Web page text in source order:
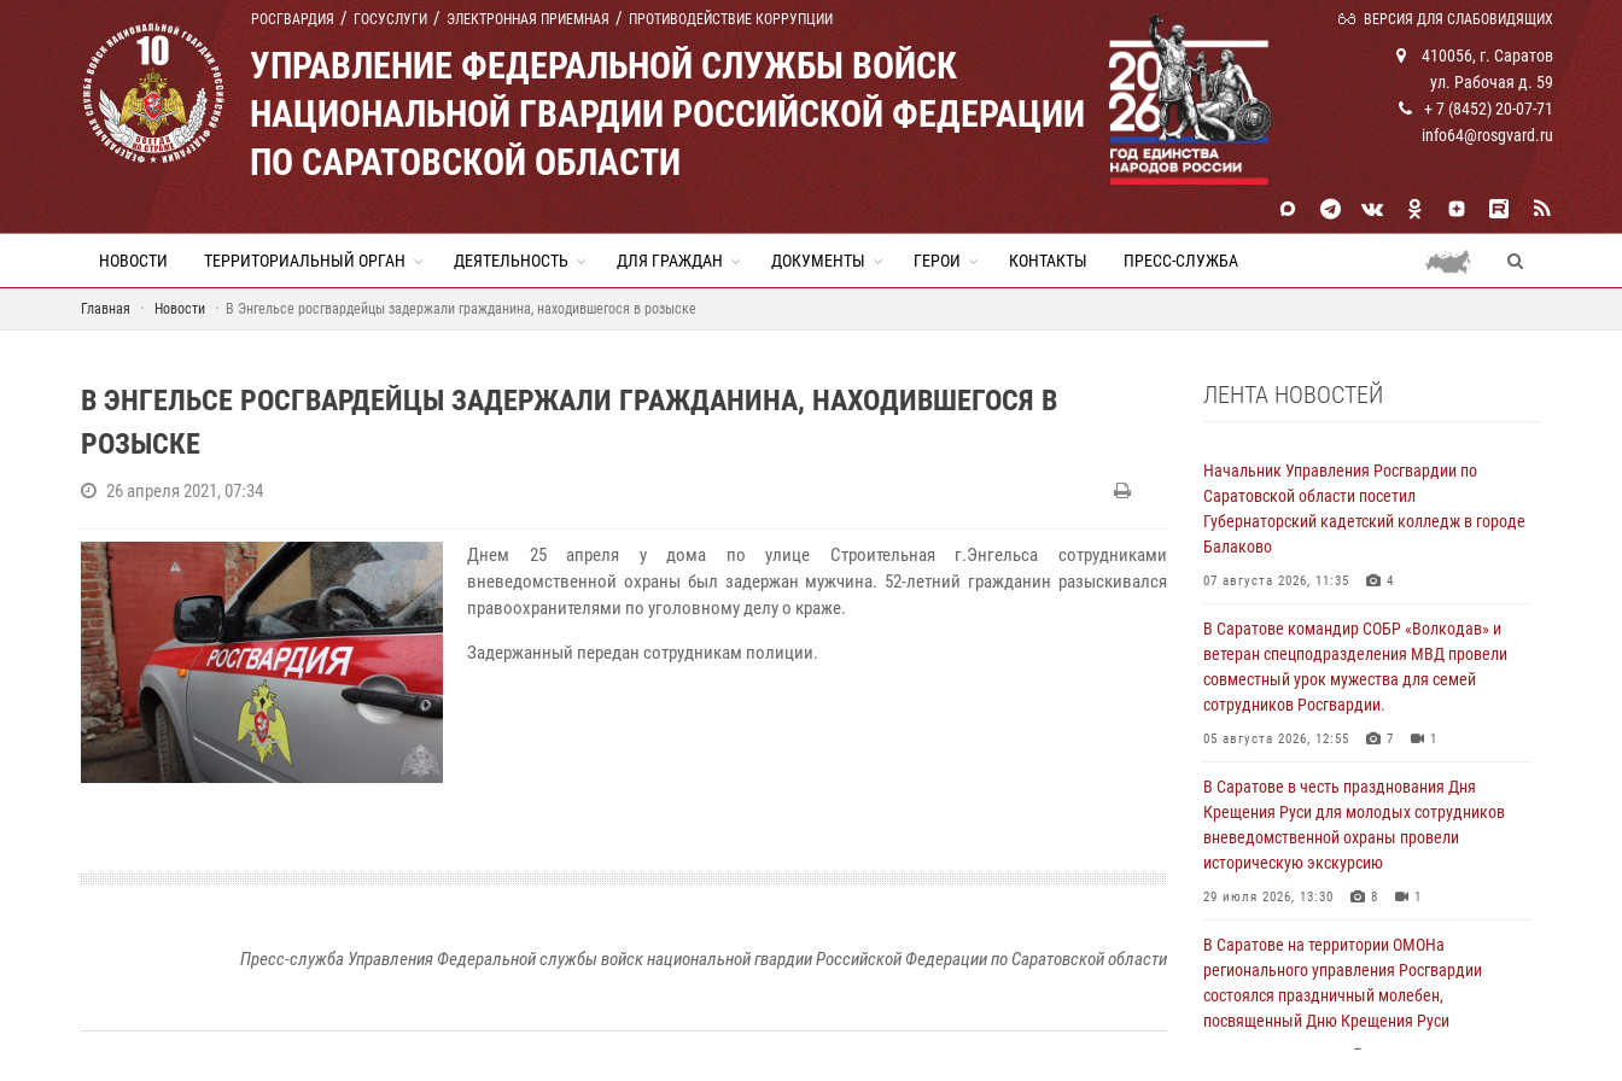
РОСГВАРДИЯ ГОСУСЛУГИ ЭЛЕКТРОННАЯ ПРИЕМНАЯ ПРОТИВОДЕЙСТВИЕ КОРРУПЦИИ ВЕРСИЯ ДЛЯ СЛАБОВИДЯЩИХ
УПРАВЛЕНИЕ ФЕДЕРАЛЬНОЙ СЛУЖБЫ ВОЙСК
НАЦИОНАЛЬНОЙ ГВАРДИИ РОССИЙСКОЙ ФЕДЕРАЦИИ
ПО САРАТОВСКОЙ ОБЛАСТИ
410056, г. Саратов
ул. Рабочая д. 59
+ 7 (8452) 20-07-71
info64@rosgvard.ru
НОВОСТИ ТЕРРИТОРИАЛЬНЫЙ ОРГАН ДЕЯТЕЛЬНОСТЬ ДЛЯ ГРАЖДАН ДОКУМЕНТЫ ГЕРОИ КОНТАКТЫ ПРЕСС-СЛУЖБА
Главная Новости В Энгельсе росгвардейцы задержали гражданина, находившегося в розыске
В ЭНГЕЛЬСЕ РОСГВАРДЕЙЦЫ ЗАДЕРЖАЛИ ГРАЖДАНИНА, НАХОДИВШЕГОСЯ В
РОЗЫСКЕ
26 апреля 2021, 07:34
Днем 25 апреля у дома по улице Строительная г.Энгельса сотрудниками
вневедомственной охраны был задержан мужчина. 52-летний гражданин разыскивался
правоохранителями по уголовному делу о краже.
Задержанный передан сотрудникам полиции.
Пресс-служба Управления Федеральной службы войск национальной гвардии Российской Федерации по Саратовской области
ЛЕНТА НОВОСТЕЙ
Начальник Управления Росгвардии по
Саратовской области посетил
Губернаторский кадетский колледж в городе
Балаково
07 августа 2026, 11:35 4
В Саратове командир СОБР «Волкодав» и
ветеран спецподразделения МВД провели
совместный урок мужества для семей
сотрудников Росгвардии.
05 августа 2026, 12:55 7 1
В Саратове в честь празднования Дня
Крещения Руси для молодых сотрудников
вневедомственной охраны провели
историческую экскурсию
29 июля 2026, 13:30 8 1
В Саратове на территории ОМОНа
регионального управления Росгвардии
состоялся праздничный молебен,
посвященный Дню Крещения Руси